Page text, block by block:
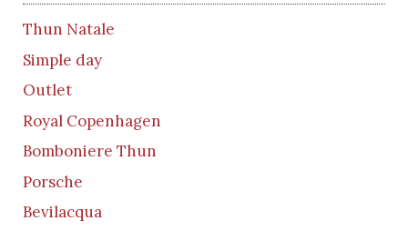
Thun Natale
Simple day
Outlet
Royal Copenhagen
Bomboniere Thun
Porsche
Bevilacqua